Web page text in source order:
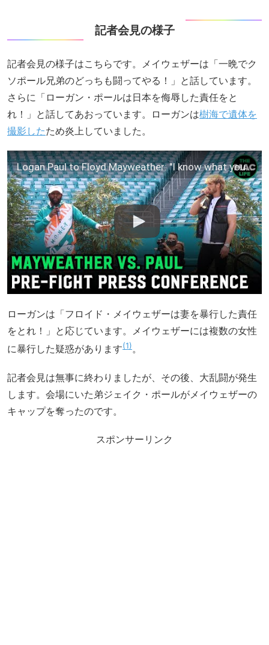
記者会見の様子
記者会見の様子はこちらです。メイウェザーは「一晩でク
ソポール兄弟のどっちも闘ってやる！」と話しています。
さらに「ローガン・ポールは日本を侮辱した責任をと
れ！」と話してあおっています。ローガンは樹海で遺体を
撮影したため炎上していました。
Logan Paul to Floyd Mayweather: "I know what you did to your wife"
ローガンは「フロイド・メイウェザーは妻を暴行した責任
をとれ！」と応じています。メイウェザーには複数の女性
に暴行した疑惑があります 1 。
記者会見は無事に終わりましたが、その後、大乱闘が発生
します。会場にいた弟ジェイク・ポールがメイウェザーの
キャップを奪ったのです。
スポンサーリンク